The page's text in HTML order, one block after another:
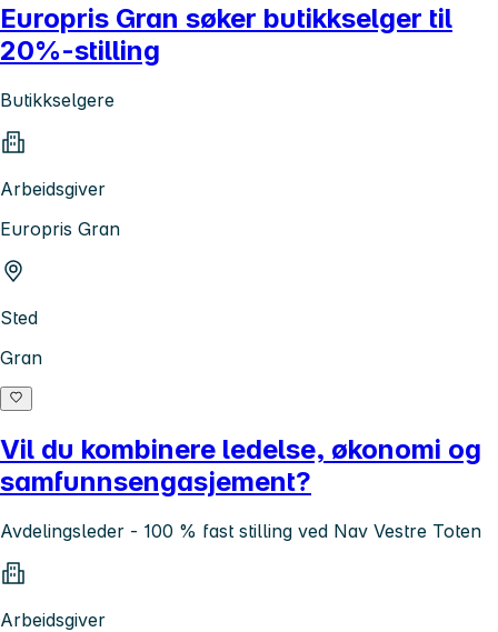
Europris Gran søker butikkselger til
20%-stilling
Butikkselgere
Arbeidsgiver
Europris Gran
Sted
Gran
Vil du kombinere ledelse, økonomi og
samfunnsengasjement?
Avdelingsleder - 100 % fast stilling ved Nav Vestre Toten
Arbeidsgiver